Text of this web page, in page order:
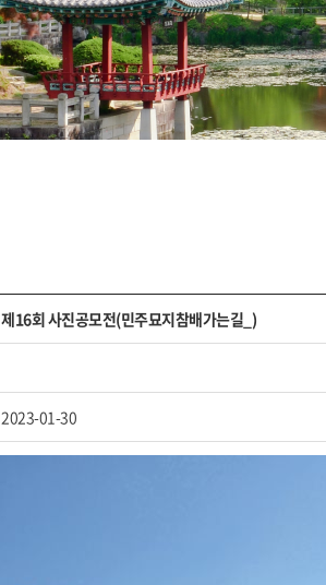
제16회 사진공모전(민주묘지참배가는길_)
2023-01-30